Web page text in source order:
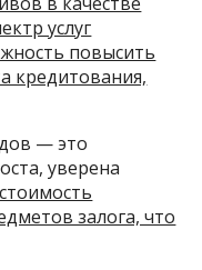
услуг
повысить
кредитования,
— это
уверена
залога, что